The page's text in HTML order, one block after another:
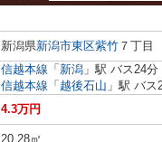
新潟県新潟市東区紫竹 ７丁目
信越本線 「 新潟 」駅 バス24
信越本線 「 越後石山 」駅 バス
4.3万円
20.28㎡